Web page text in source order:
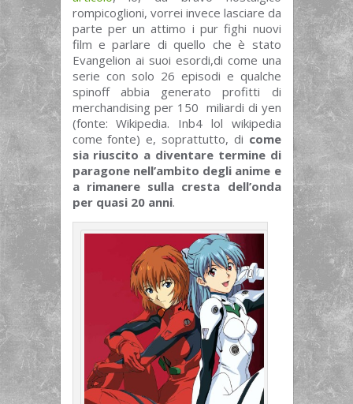
rompicoglioni, vorrei invece lasciare da
parte per un attimo i pur fighi nuovi
film e parlare di quello che è stato
Evangelion ai suoi esordi,di come una
serie con solo 26 episodi e qualche
spinoff abbia generato profitti di
merchandising per 150 miliardi di yen
(fonte: Wikipedia. Inb4 lol wikipedia
come fonte) e, soprattutto, di come
sia riuscito a diventare termine di
paragone nell’ambito degli anime e
a rimanere sulla cresta dell’onda
per quasi 20 anni.